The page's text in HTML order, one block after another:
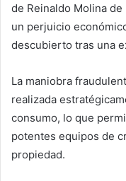
de Reinaldo Molina
un perjuicio
descubierto tras una
La maniobra
realizada
consumo, lo que
potentes equipos de
propiedad.